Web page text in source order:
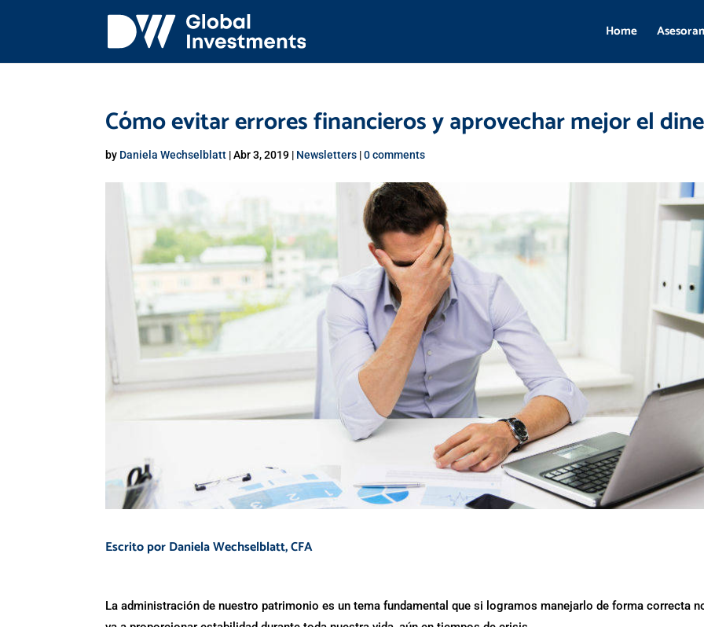
Home
Cómo evitar errores financieros y aprovechar mejor el
by Daniela Wechselblatt |Abr 3, 2019 | Newsletters |0 comments
Escrito por Daniela Wechselblatt, CFA
La administración de nuestro patrimonio es un tema fundamental que si logramos manejarlo de forma correcta